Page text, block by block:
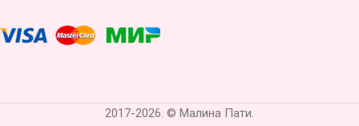
2017-2026. © Малина Пати.